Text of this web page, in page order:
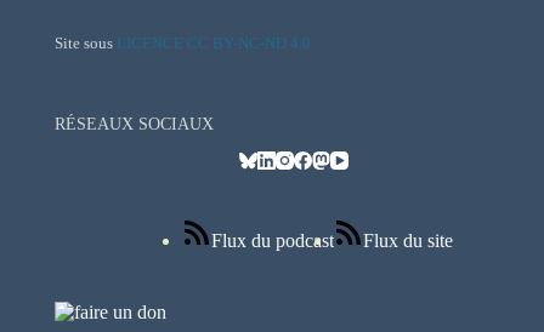
Site sous LICENCE CC BY-NC-ND 4.0
RÉSEAUX SOCIAUX
Flux du podcast Flux du site